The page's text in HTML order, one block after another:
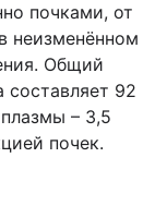
почками, от
неизменённом
Общий
составляет 92
– 3,5
почек.